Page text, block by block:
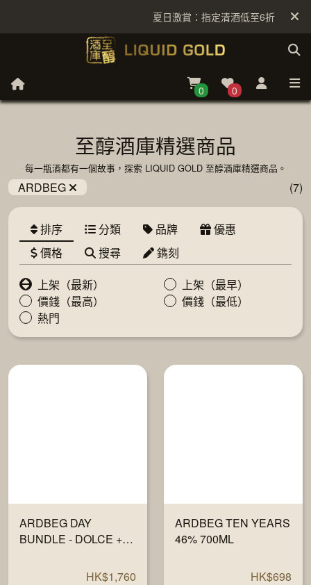
夏日激賞：指定清酒低至6折
0 0
至醇酒庫精選商品
每一瓶酒都有一個故事，探索 LIQUID GOLD 至醇酒庫精選商品。
ARDBEG (7)
排序 分類 品牌
優惠
價格
搜尋
鐫刻
上架（最新）
上架（最早）
價錢（最高）
價錢（最低）
熱門
ARDBEG DAY
BUNDLE - DOLCE +
HK$1,760
ARDBEG TEN YEARS
46% 700ML
HK$698